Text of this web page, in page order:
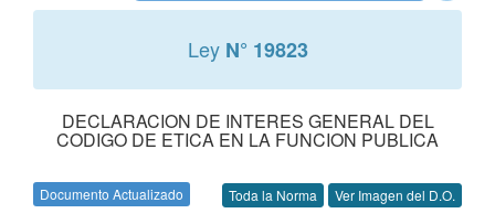
Ley N° 19823
DECLARACION DE INTERES GENERAL DEL
CODIGO DE ETICA EN LA FUNCION PUBLICA
Documento Actualizado Toda la Norma Ver Imagen del D.O.